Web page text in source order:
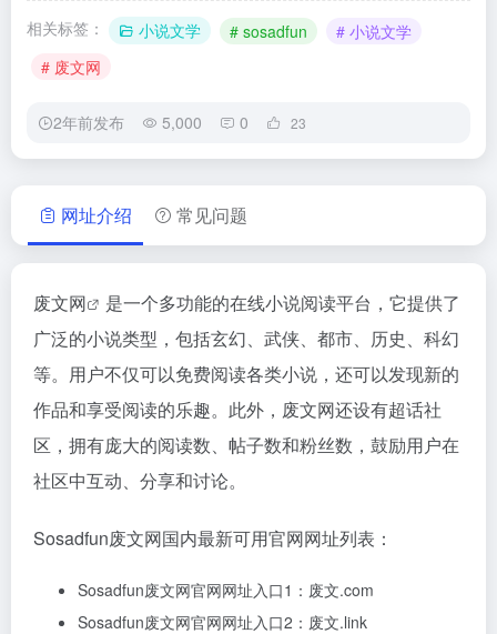
相关标签： 小说文学 # sosadfun
# 小说文学
# 废文网
2年前发布 5,000 0 23
网址介绍 常见问题
废文网
是一个多功能的在线小说阅读平台，它提供了
广泛的小说类型，包括玄幻、武侠、都市、历史、科幻
等。用户不仅可以免费阅读各类小说，还可以发现新的
作品和享受阅读的乐趣。此外，废文网还设有超话社
区，拥有庞大的阅读数、帖子数和粉丝数，鼓励用户在
社区中互动、分享和讨论。
Sosadfun废文网国内最新可用官网网址列表：
Sosadfun废文网官网网址入口1：废文.com
Sosadfun废文网官网网址入口2：废文.link